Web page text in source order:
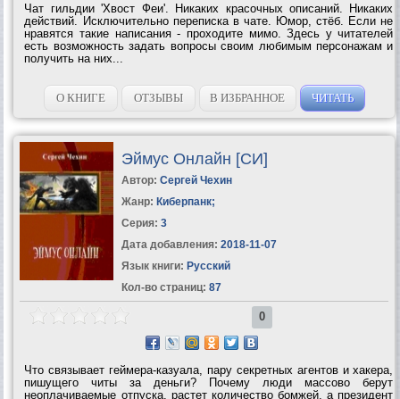
Чат гильдии 'Хвост Феи'. Никаких красочных описаний. Никаких
действий. Исключительно переписка в чате. Юмор, стёб. Если не
нравятся такие написания - проходите мимо. Здесь у читателей
есть возможность задать вопросы своим любимым персонажам и
получить на них...
О КНИГЕ ОТЗЫВЫ В ИЗБРАННОЕ ЧИТАТЬ
Эймус Онлайн [СИ]
Автор: Сергей Чехин
Жанр: Киберпанк;
Серия: 3
Дата добавления: 2018-11-07
Язык книги: Русский
Кол-во страниц: 87
0
Что связывает геймера-казуала, пару секретных агентов и хакера,
пишущего читы за деньги? Почему люди массово берут
неоплачиваемые отпуска, растет количество бомжей, а президент